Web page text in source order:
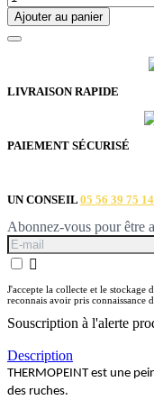
Ajouter au panier
LIVRAISON RAPIDE
PAIEMENT SÉCURISÉ
UN CONSEIL 05 56 39 75 14
Abonnez-vous pour être

J'accepte la collecte et le stockage
reconnais avoir pris connaissance
Souscription à l'alerte
Description
THERMOPEINT est une
des ruches.